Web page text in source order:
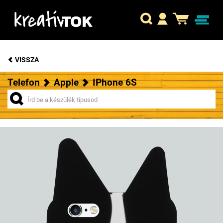
VISSZA
Telefon Apple IPhone 6S